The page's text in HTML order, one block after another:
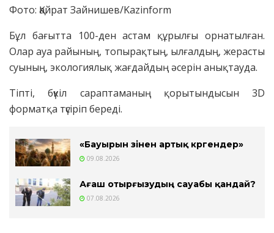
Фото: Қайрат Зайнишев/Kazinform
Бұл бағытта 100-ден астам құрылғы орнатылған.
Олар ауа райының, топырақтың, ылғалдың, жерасты
суының, экологиялық жағдайдың әсерін анықтауда.
Тіпті, бүкіл сараптаманың қорытындысын 3D
форматқа түсіріп береді.
«Бауырын өзінен артық көргендер»
09.08.2026
Ағаш отырғызудың сауабы қандай?
07.08.2026